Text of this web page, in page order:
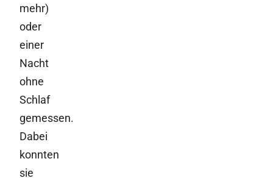
mehr)
oder
einer
Nacht
ohne
Schlaf
gemessen.
Dabei
konnten
sie